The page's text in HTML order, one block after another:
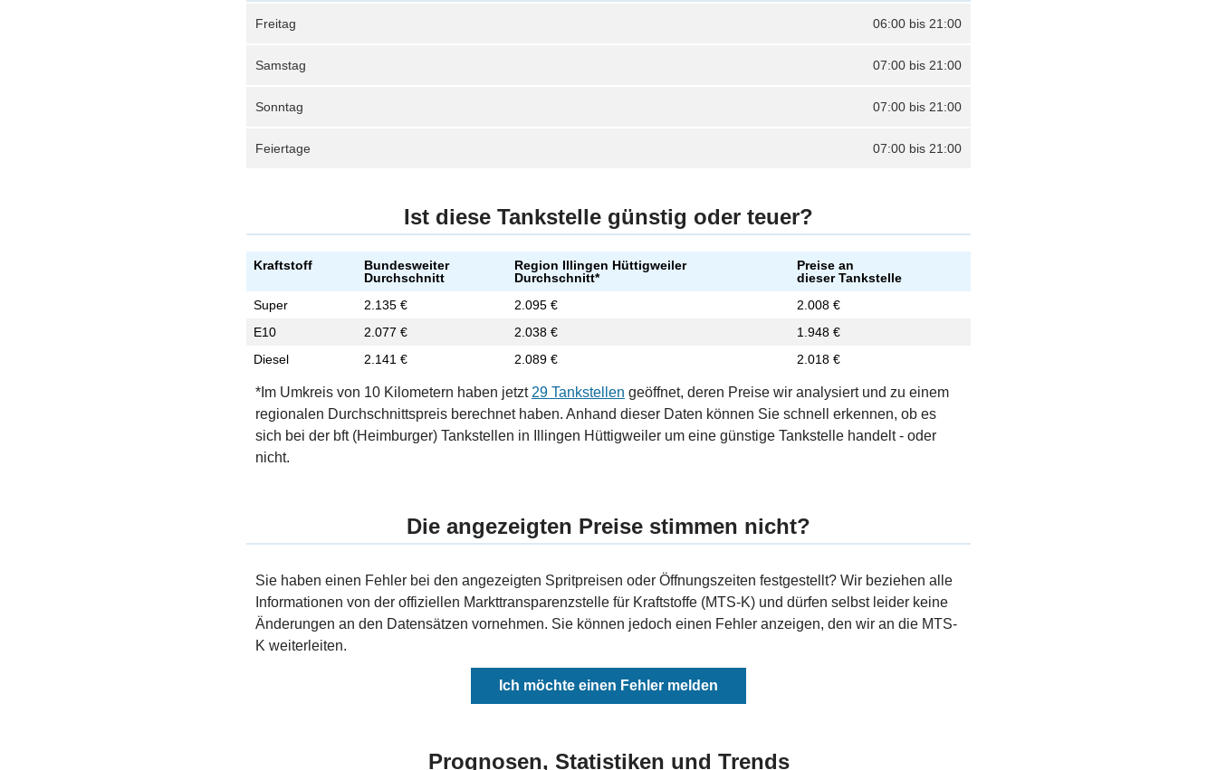
06:00 bis 21:00
Freitag
07:00 bis 21:00
Samstag
07:00 bis 21:00
Sonntag
07:00 bis 21:00
Feiertage
Ist diese Tankstelle günstig oder teuer?
Kraftstoff
Bundesweiter
Durchschnitt
Region Illingen Hüttigweiler
Durchschnitt*
Preise an
dieser Tankstelle
Super
2.135 € 2.095 €
2.008 €
E10
2.077 € 2.038 €
1.948 €
Diesel
2.141 € 2.089 € 2.018 €
*Im Umkreis von 10 Kilometern haben jetzt 29 Tankstellen geöffnet, deren Preise wir analysiert und zu einem
regionalen Durchschnittspreis berechnet haben. Anhand dieser Daten können Sie schnell erkennen, ob es
sich bei der bft (Heimburger) Tankstellen in Illingen Hüttigweiler um eine günstige Tankstelle handelt - oder
nicht.
Die angezeigten Preise stimmen nicht?
Sie haben einen Fehler bei den angezeigten Spritpreisen oder Öffnungszeiten festgestellt? Wir beziehen alle
Informationen von der offiziellen Markttransparenzstelle für Kraftstoffe (MTS-K) und dürfen selbst leider keine
Änderungen an den Datensätzen vornehmen. Sie können jedoch einen Fehler anzeigen, den wir an die MTS-
K weiterleiten.
Ich möchte einen Fehler melden
Prognosen, Statistiken und Trends